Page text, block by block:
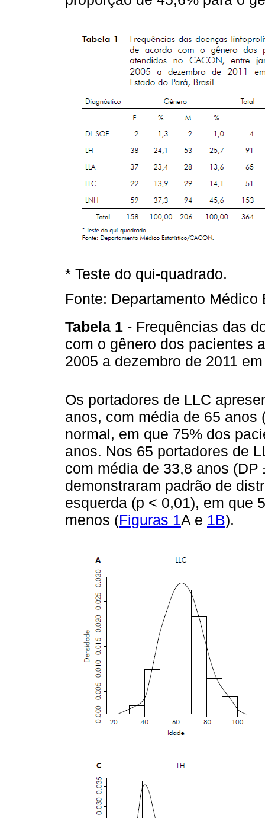
* Teste do qui-quadrado.
Fonte: Departamento
Tabela 1 - Frequências das
com o gênero dos pacientes
2005 a dezembro de 2011
Os portadores de LLC
anos, com média de 65 anos
normal, em que 75% dos
anos. Nos 65 portadores de
com média de 33,8 anos
demonstraram padrão de
esquerda (p < 0,01), em que
menos (Figuras 1A e 1B).